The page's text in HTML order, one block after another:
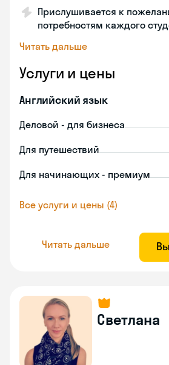
Прислушивается к
потребностям каждого
Читать дальше
Услуги и цены
Английский язык
Деловой - для бизнеса
Для путешествий
Для начинающих - премиум
Все услуги и цены (4)
Читать дальше
Светлана